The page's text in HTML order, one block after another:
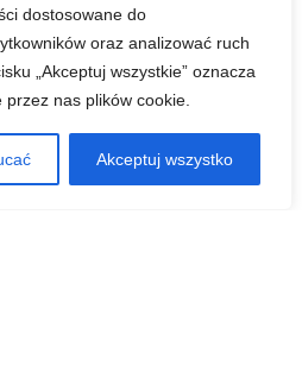
dostosowane do
oraz analizować ruch
„Akceptuj wszystkie” oznacza
nas plików cookie.
Akceptuj wszystko